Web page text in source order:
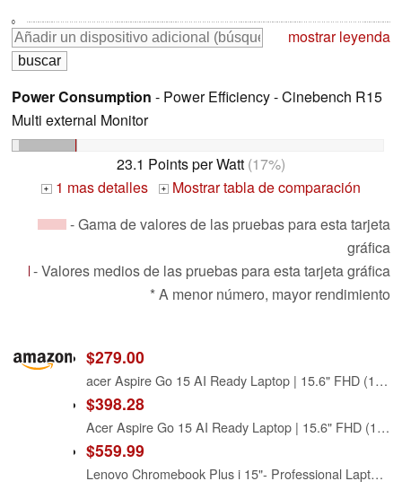
0
mostrar leyenda
Power Consumption - Power Efficiency - Cinebench R15
Multi external Monitor
23.1 Points per Watt (17%)
+ 1 mas detalles +
Mostrar tabla de comparación
- Gama de valores de las pruebas para esta tarjeta
gráfica
- Valores medios de las pruebas para esta tarjeta gráfica
* A menor número, mayor rendimiento
$279.00
acer Aspire Go 15 AI Ready Laptop | 15.6" FHD (1920 x 1080) IPS Display | Intel Core 3 Processor N355 | Intel Graphics | 8GB DDR5 | 128GB UFS | Wi-Fi 6 | Windows 11 Home in S Mode | AG15-32P-39R2
$398.28
Acer Aspire Go 15 AI Ready Laptop | 15.6" FHD (1920 x 1080) IPS Display | Intel Core 3 Processor N355 | Intel Graphics | 8GB DDR5 | 128GB UFS | Wi-Fi 6 | Windows 11 Home in S Mode | AG15-32P-352Z
$559.99
Lenovo Chromebook Plus i 15"- Professional Laptop - Google Gemini - Intel® 3 N355 CPU - 15.3" WUXGA IPS Display - 8GB RAM - 256GB Storage - Integrated Intel® Graphics - Cosmic Blue